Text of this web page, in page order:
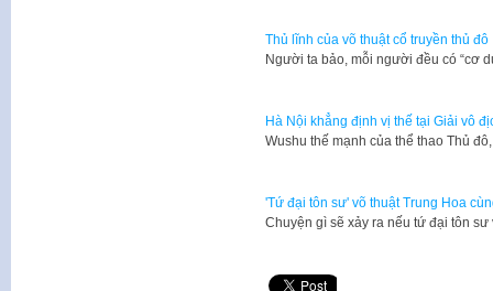
Thủ lĩnh của võ thuật cổ truyền thủ đô
Người ta bảo, mỗi người đều có “cơ
Hà Nội khẳng định vị thế tại Giải vô
Wushu thế mạnh của thể thao Thủ
'Tứ đại tôn sư' võ thuật Trung Hoa
Chuyện gì sẽ xảy ra nếu tứ đại tôn